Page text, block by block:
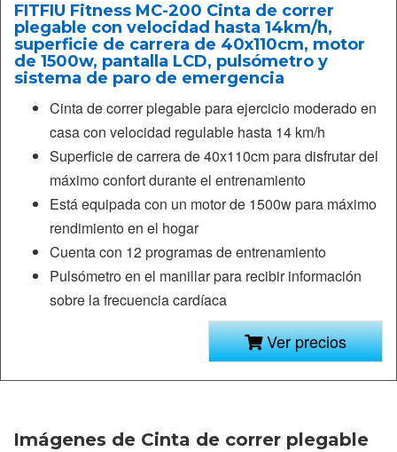
FITFIU Fitness MC-200 Cinta de correr
plegable con velocidad hasta 14km/h,
superficie de carrera de 40x110cm, motor
de 1500w, pantalla LCD, pulsómetro y
sistema de paro de emergencia
Cinta de correr plegable para ejercicio moderado en
casa con velocidad regulable hasta 14 km/h
Superficie de carrera de 40x110cm para disfrutar del
máximo confort durante el entrenamiento
Está equipada con un motor de 1500w para máximo
rendimiento en el hogar
Cuenta con 12 programas de entrenamiento
Pulsómetro en el manillar para recibir información
sobre la frecuencia cardíaca
Ver precios
Imágenes de Cinta de correr plegable